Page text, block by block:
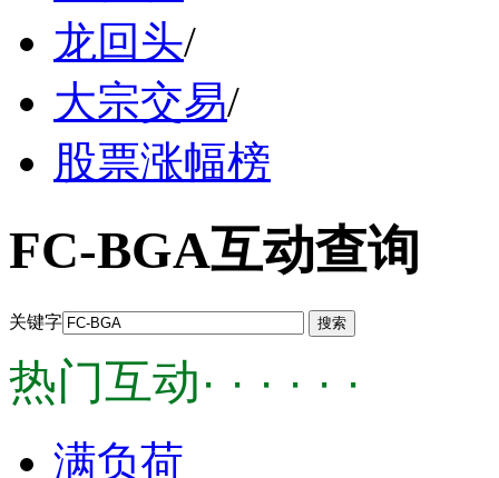
龙回头/
大宗交易/
股票涨幅榜
FC-BGA互动查询
关键字
热门互动· · · · · ·
满负荷